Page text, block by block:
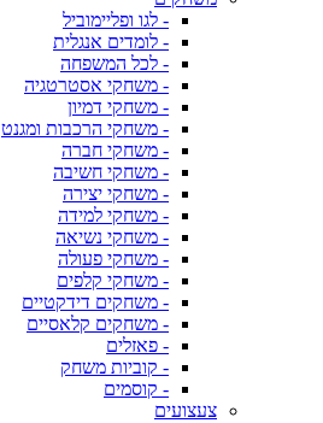
- לגו ופליימוביל
- לומדים אנגלית
- לכל המשפחה
- משחקי אסטרטגיה
- משחקי דמיון
- משחקי הרכבות ומגנט
- משחקי חברה
- משחקי חשיבה
- משחקי יצירה
- משחקי למידה
- משחקי נשיאה
- משחקי פעולה
- משחקי קלפים
- משחקים דידקטיים
- משחקים קלאסיים
- פאזלים
- קוביות משחק
- קוסמים
צעצועים